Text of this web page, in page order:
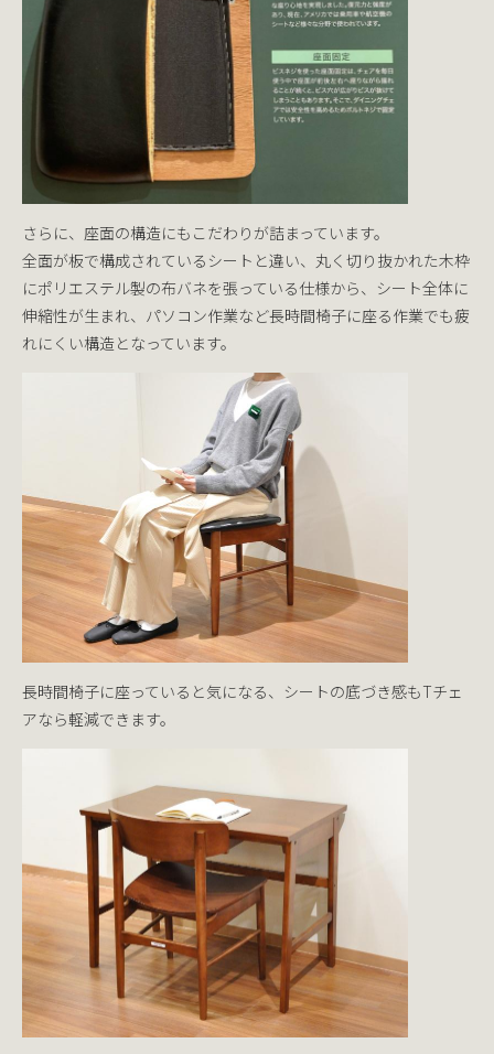
さらに、座面の構造にもこだわりが詰まっています。
全面が板で構成されているシートと違い、丸く切り抜かれた木枠
にポリエステル製の布バネを張っている仕様から、シート全体に
伸縮性が生まれ、パソコン作業など長時間椅子に座る作業でも疲
れにくい構造となっています。
長時間椅子に座っていると気になる、シートの底づき感もTチェ
アなら軽減できます。